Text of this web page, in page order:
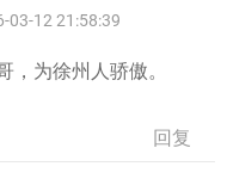
03-12 21:58:39
，为徐州人骄傲。
回复